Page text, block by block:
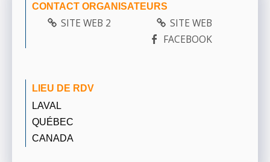
CONTACT ORGANISATEURS
SITE WEB 2
SITE WEB
FACEBOOK
LIEU DE RDV
LAVAL
QUÉBEC
CANADA